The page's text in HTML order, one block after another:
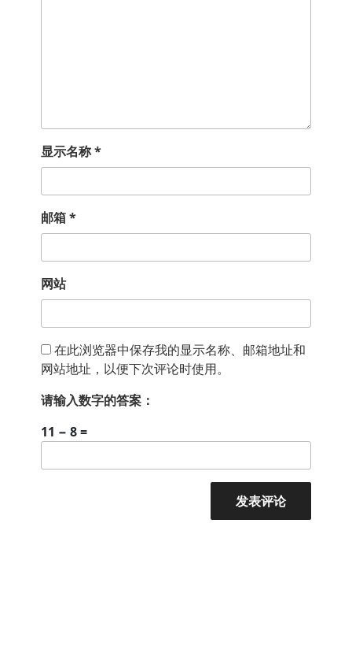
显示名称*
邮箱*
网站
在此浏览器中保存我的显示名称、邮箱地址和
网站地址，以便下次评论时使用。
请输入数字的答案：
11 − 8 =